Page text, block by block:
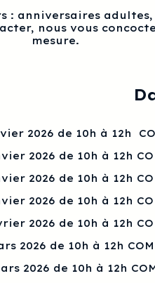
: anniversaires
nous vous
mesure.
2026 de 10h à 12h
2026 de 10h à 12h
2026 de 10h à 12h
2026 de 10h à 12h
2026 de 10h à 12h
2026 de 10h à 12h
2026 de 10h à 12h